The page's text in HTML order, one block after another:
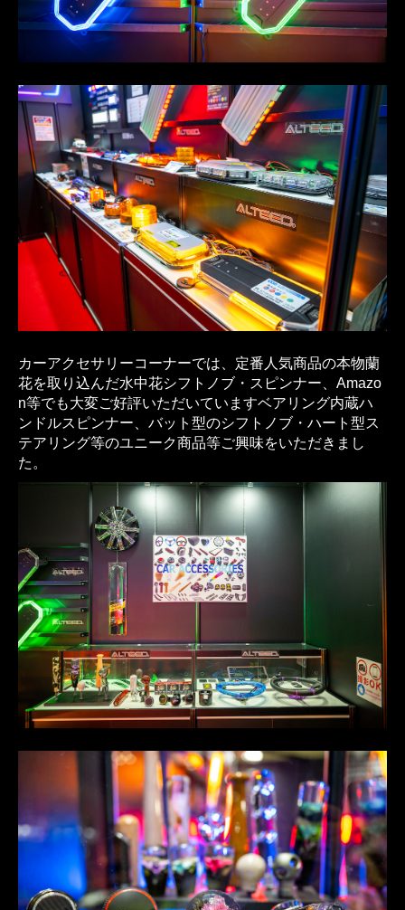
カーアクセサリーコーナーでは、定番人気商品の本物蘭
花を取り込んだ水中花シフトノブ・スピンナー、Amazo
n等でも大変ご好評いただいていますベアリング内蔵ハ
ンドルスピンナー、バット型のシフトノブ・ハート型ス
テアリング等のユニーク商品等ご興味をいただきまし
た。